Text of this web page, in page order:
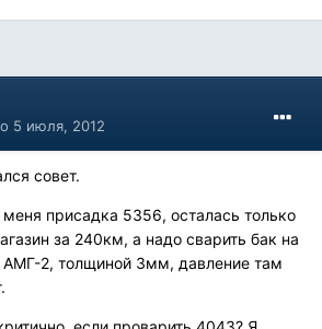
5 июля, 2012
совет.
присадка 5356, осталась только
за 240км, а надо сварить бак на
АМГ-2, толщиной 3мм, давление там